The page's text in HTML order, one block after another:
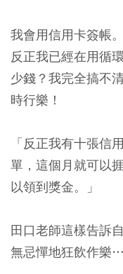
我會用信用卡簽帳
反正我已經在用循
少錢？我完全搞不
時行樂！
「反正我有十張信
單，這個月就可以
以領到獎金。」
田口老師這樣告訴
無忌憚地狂飲作